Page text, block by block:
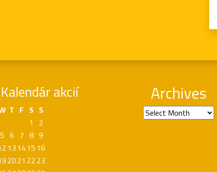
Kalendár akcií
T F S S
1
2
5 6 7 8 9
13141516
2021 2223
Archives
Archives